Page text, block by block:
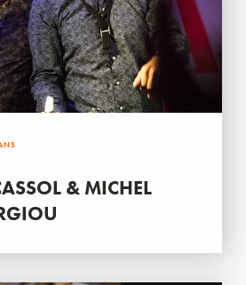
& MICHEL